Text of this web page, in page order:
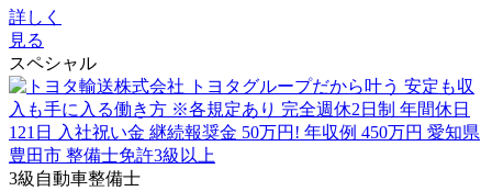
詳しく
見る
スペシャル
3級自動車整備士